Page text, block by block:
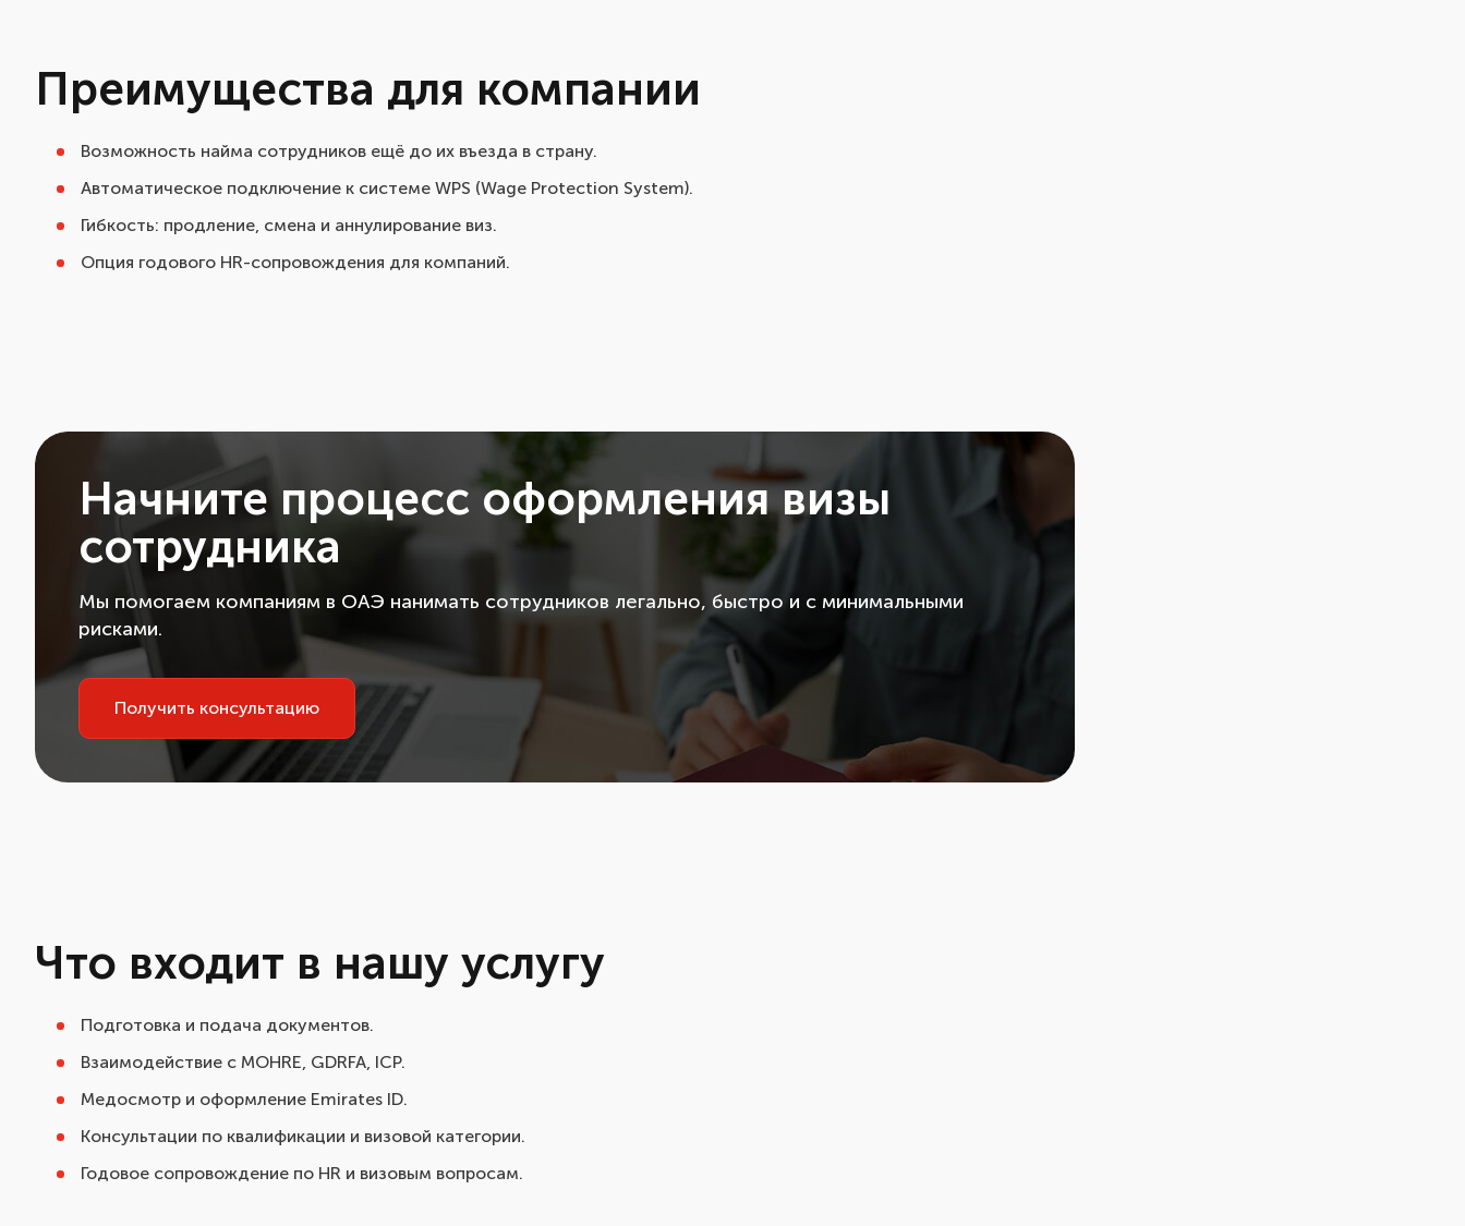
Преимущества для компании
Возможность найма сотрудников ещё до их въезда в страну.
Автоматическое подключение к системе WPS (Wage Protection System).
Гибкость: продление, смена и аннулирование виз.
Опция годового HR-сопровождения для компаний.
Начните процесс оформления визы
сотрудника
Мы помогаем компаниям в ОАЭ нанимать сотрудников легально, быстро и с минимальными
рисками.
Получить консультацию
Что входит в нашу услугу
Подготовка и подача документов.
Взаимодействие с MOHRE, GDRFA, ICP.
Медосмотр и оформление Emirates ID.
Консультации по квалификации и визовой категории.
Годовое сопровождение по HR и визовым вопросам.